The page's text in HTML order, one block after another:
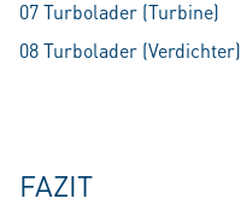
07 Turbolader (Turbine)
08 Turbolader (Verdichter)
FAZIT